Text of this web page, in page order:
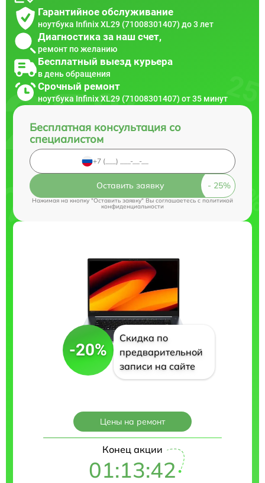
Гарантийное обслуживание
ноутбука Infinix XL29 (71008301407) до 3 лет
Диагностика за наш счет,
ремонт по желанию
Бесплатный выезд курьера
в день обращения
Срочный ремонт
ноутбука Infinix XL29 (71008301407) от 35 минут
Бесплатная консультация со
специалистом
Оставить заявку
Нажимая на кнопку "Оставить заявку" Вы соглашаетесь cполитикой
конфиденциальности
-20%
Скидка по
предварительной
записи на сайте
Цены на ремонт
Конец акции
01:13:41